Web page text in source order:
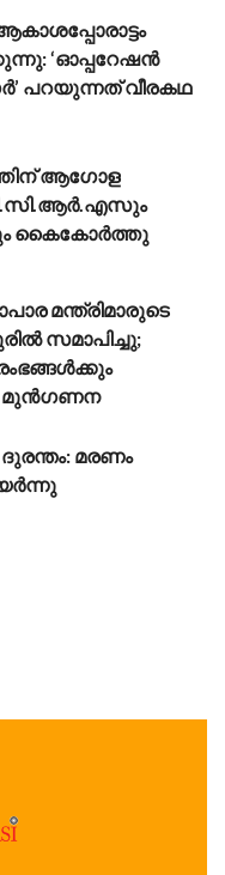
‘ഓപ്പറേഷൻ
പറയുന്നത് വീരകഥ
ആഗോള
കൈകോർത്തു
മന്ത്രിമാരുടെ
സമാപിച്ചു;
മുൻഗണന
ദുരന്തം: മരണം